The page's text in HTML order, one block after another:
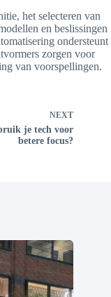
het selecteren van
en beslissingen
ondersteunt
zorgen voor
van voorspellingen.
NEXT
je tech voor
betere focus?